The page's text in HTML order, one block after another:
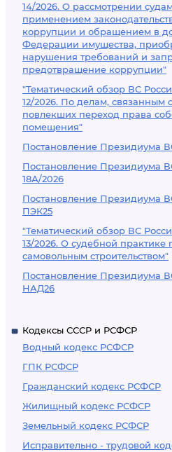
14/2026. О рассмотрении
применением
коррупции и обращением в
Федерации имущества,
нарушения требований и
предотвращение коррупции"
"Тематический обзор ВС
12/2026. По делам, связанным
повлекших переход права
помещения"
Постановление Президиума
Постановление Президиума
18А/2026
Постановление Президиума
ПЭК25
"Тематический обзор ВС
13/2026. О судебной
самовольным строительством"
Постановление Президиума
НАД26
Кодексы СССР и РСФСР
Водный кодекс РСФСР
ГПК РСФСР
Гражданский кодекс РСФСР
Жилищный кодекс РСФСР
Земельный кодекс РСФСР
Исправительно - трудовой